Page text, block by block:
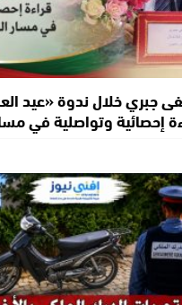
جبري خلال ندوة «عيد
إحصائية وتواصلية في